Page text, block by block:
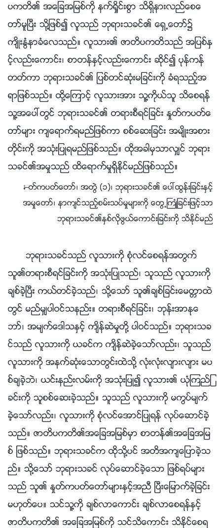
ပကတိ၏ အေျခအျမစ္ကို နက္ရႈိင္းစြာ သိရွိနားလည္ေစေ
တာ္မူၿပီး သို႔ျဖစ္၍ လူသည္ ဘုရားသခင္၏ ေရွ႕ေတာ္၌
က်ိဳးႏြံနာခံေလသည္။ လူသား၏ ဇာတိပကတိသည္ အျပစ္ႏွ
င့္လည္းေကာင္း၊ စာတန္ႏွင့္လည္းေကာင္း ဆိုင္၍ ပုန္ကန္
တတ္ကာ ဘုရားသခင္၏ ျပစ္တင္ဆုံးမျခင္းကို ခံရသည့္အ
ရာျဖစ္သည္။ ထို႔ေၾကာင့္ လူသားအား သူ႔ကိုယ္သူ သိေစရန္
သူ႔အေပၚတြင္ ဘုရားသခင္၏ တရားစီရင္ျခင္း ႏႈတ္ကပတ္ေ
တာ္မ်ား က်ေရာက္ရမည္ျဖစ္ကာ စစ္ေဆးျခင္း အမ်ိဳးအစား
တိုင္းကို အသုံးျပဳရမည္ျဖစ္သည္။ ထိုအခါမွသာလွ်င္ ဘုရား
သခင္၏အမႈသည္ ထိေရာက္မႈရွိႏိုင္မည္ျဖစ္သည္။
—ႏႈတ္ကပတ္ေတာ္၊ အတြဲ (၁)၊ ဘုရားသခင္၏ ေပၚထြန္းျခင္းႏွင့္
အမႈေတာ္၊ နာက်င္သည့္စမ္းသပ္မႈမ်ားကို ေတြ႕ႀကဳံျခင္းျဖင့္သာ
ဘုရားသခင္၏ႏွစ္လိုဖြယ္ေကာင္းျခင္းကို သိႏိုင္မည္
ဘုရားသခင္သည္ လူသားကို စုံလင္ေစရန္အတြက္
သူ၏တရားစီရင္ျခင္းကို အသုံးျပဳသည္၊ သူသည္ လူသားကို
ခ်စ္ခဲ့ၿပီး ကယ္တင္ခဲ့သည္၊ သို႔ေသာ္ သူ၏ခ်စ္ျခင္းေမတၱာထဲ
တြင္ မည္မွ်ပါဝင္သနည္း။ တရားစီရင္ျခင္း၊ ဘုန္းအာႏုေ
ဘာ္၊ အမ်က္ေဒါသႏွင့္ က်ိန္ဆဲမႈတို႔ ပါဝင္သည္။ ဘုရားသခ
င္သည္ လူသားကို ယခင္က က်ိန္ဆဲခဲ့ေသာ္လည္း၊ သူသည္
လူသားကို အနက္ဆုံးေသာတြင္းထဲသို႔ လုံးလုံးလ်ားလ်ား မပ
စ္ခ်ခဲ့ဘဲ၊ ယင္းနည္းလမ္းကို အသုံးျပဳ၍ လူသား၏ ယုံၾကည္ျ
ခင္းကို သူစစ္ေဆးခဲ့သည္။ သူသည္ လူသားကို မကြပ္မ်က္
ခဲ့ေသာ္လည္း၊ လူသားကို စုံလင္ေအာင္ျပဳရန္ လုပ္ေဆာင္ခဲ့
သည္။ ဇာတိပကတိ၏အေျခအျမစ္မွာ စာတန္၏အေျခအျမ
စ္ ျဖစ္သည္။ ဘုရားသခင္က ထိုသို႔ပင္ အတိအက်ေျပာခဲ့သ
ည္။ သို႔ေသာ္ ဘုရားသခင္ လုပ္ေဆာင္ခဲ့ေသာ ျဖစ္ရပ္မ်ား
သည္ သူ၏ ႏႈတ္ကပတ္ေတာ္မ်ားႏွင့္အညီ ၿပီးေျမာက္ခဲ့ျခင္း
မဟုတ္ေပ။ သင္သူ႔ကို ခ်စ္လာေကာင္း ခ်စ္လာေစရန္ႏွင့္
ဇာတိပကတိ၏ အေျခအျမစ္ကို သင္သိေကာင္း သိႏိုင္ေစရ